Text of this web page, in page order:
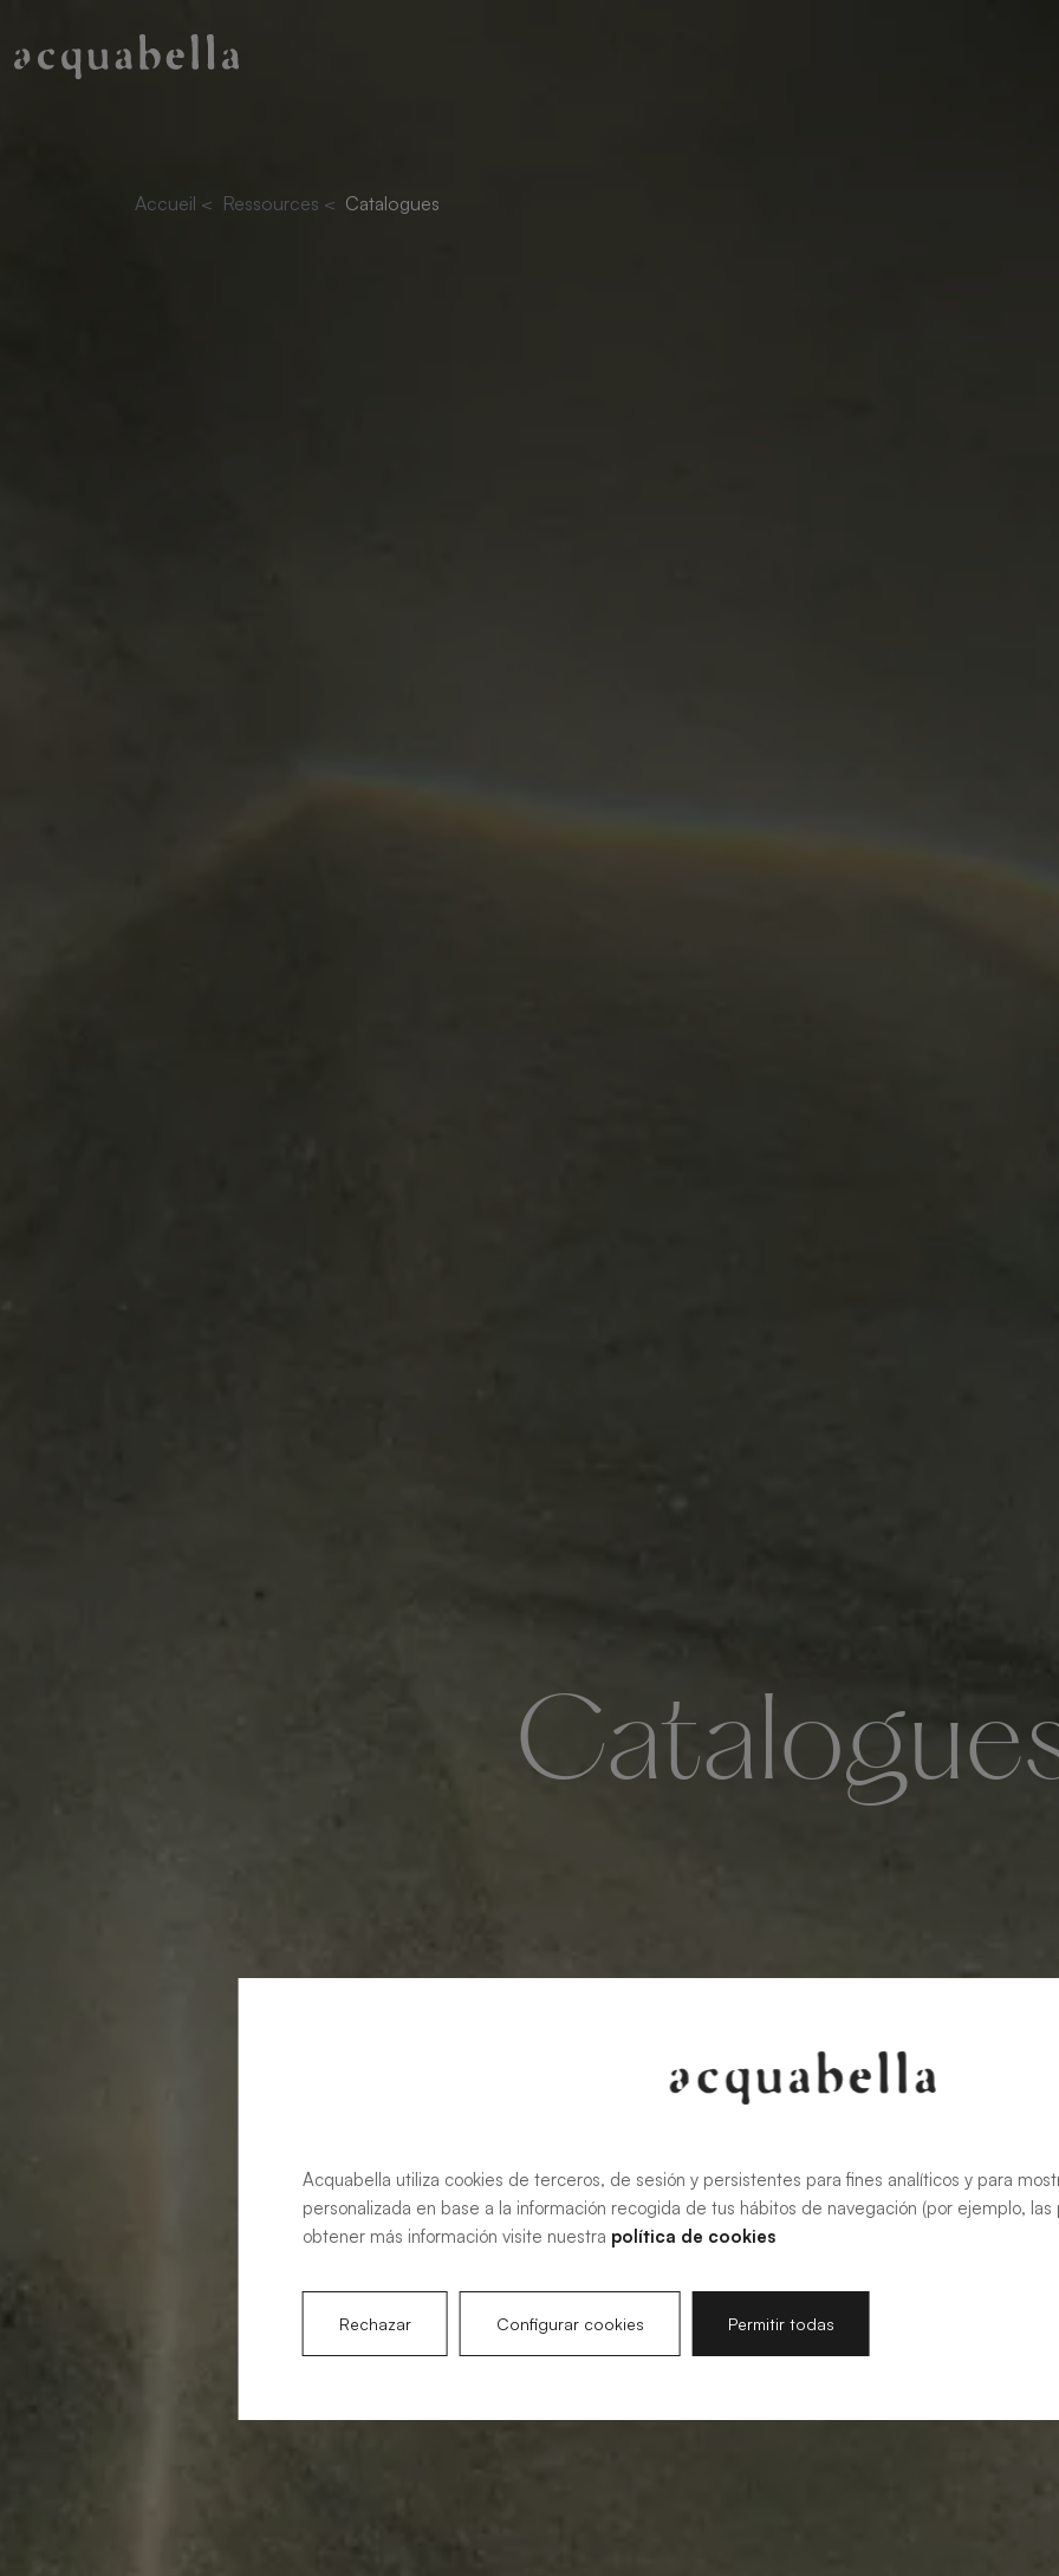
Accueil < Ressources < Catalogues
Acquabella utiliza cookies de terceros, de sesión y persistentes para fines analíticos y para
personalizada en base a la información recogida de tus hábitos de navegación (por ejemplo, las
obtener más información visite nuestra política de cookies
Rechazar Configurar cookies Permitir todas